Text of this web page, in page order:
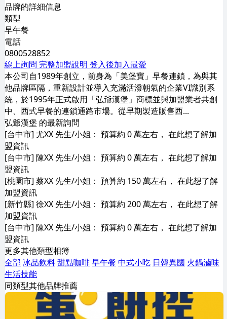
品牌的詳細信息
類型
早午餐
電話
0800528852
線上詢問 完整加盟說明 登入後加入最愛
本公司自1989年創立，前身為「美堡寶」早餐連鎖，為與其
他品牌區隔，重新設計並導入充滿活潑朝氣的企業VI識別系
統，於1995年正式啟用「弘爺漢堡」商標並與加盟業者共創
中、西式早餐的連鎖通路市場。從早期製造販售西...
弘爺漢堡 的最新詢問
[台中市] 尤XX 先生/小姐： 預算約 0 萬左右， 在此想了解加
盟資訊
[台中市] 陳XX 先生/小姐： 預算約 0 萬左右， 在此想了解加
盟資訊
[桃園市] 蔡XX 先生/小姐： 預算約 150 萬左右， 在此想了解
加盟資訊
[新竹縣] 徐XX 先生/小姐： 預算約 200 萬左右， 在此想了解
加盟資訊
[台中市] 陳XX 先生/小姐： 預算約 0 萬左右， 在此想了解加
盟資訊
更多其他類型相簿
全部 冰品飲料甜點咖啡早午餐 中式小吃 日韓異國 火鍋滷味
生活技能
同類型其他品牌推薦